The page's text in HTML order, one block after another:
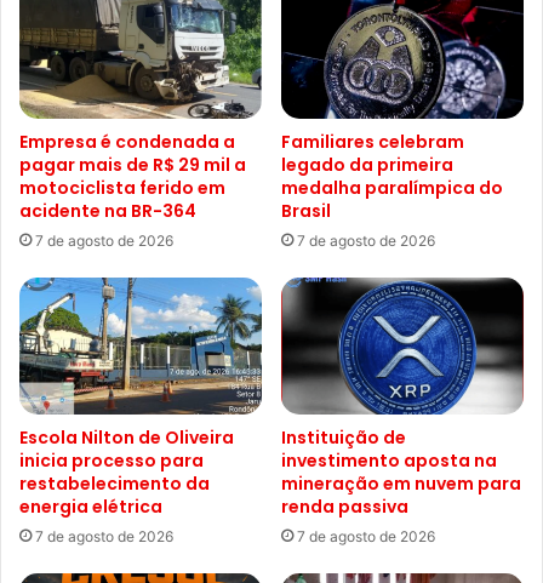
Empresa é condenada a
pagar mais de R$ 29 mil a
motociclista ferido em
acidente na BR-364
7 de agosto de 2026
Familiares celebram
legado da primeira
medalha paralímpica do
Brasil
7 de agosto de 2026
Escola Nilton de Oliveira
inicia processo para
restabelecimento da
energia elétrica
7 de agosto de 2026
Instituição de
investimento aposta na
mineração em nuvem para
renda passiva
7 de agosto de 2026